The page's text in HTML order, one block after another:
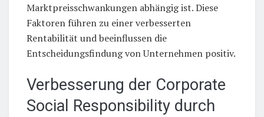
Marktpreisschwankungen abhängig ist. Diese
Faktoren führen zu einer verbesserten
Rentabilität und beeinflussen die
Entscheidungsfindung von Unternehmen positiv.
Verbesserung der Corporate
Social Responsibility durch